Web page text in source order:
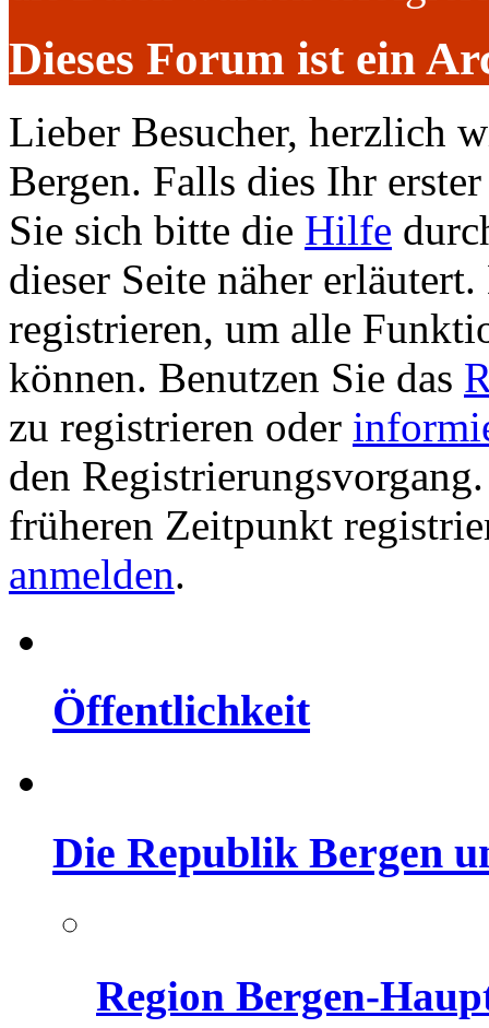
Dieses Forum ist ein
Lieber Besucher, herzlich
Bergen. Falls dies Ihr
Sie sich bitte die Hilfe
dieser Seite näher
registrieren, um alle
können. Benutzen Sie das
zu registrieren oder
den
früheren Zeitpunkt
anmelden.
Öffentlichkeit
Die Republik Bergen
Region Bergen-